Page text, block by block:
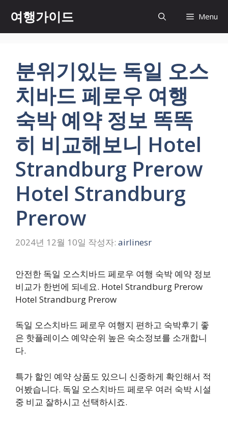
츠
여행가이드 Menu
분위기있는 독일 오스
치바드 페로우 여행
숙박 예약 정보 똑똑
히 비교해보니 Hotel
Strandburg Prerow
Hotel Strandburg
Prerow
2024년 12월 10일 작성자: airlinesr
안전한 독일 오스치바드 페로우 여행 숙박 예약 정보
비교가 한번에 되네요. Hotel Strandburg Prerow
Hotel Strandburg Prerow
독일 오스치바드 페로우 여행지 편하고 숙박후기 좋
은 핫플레이스 예약순위 높은 숙소정보를 소개합니
다.
특가 할인 예약 상품도 있으니 신중하게 확인해서 적
어봤습니다. 독일 오스치바드 페로우 여러 숙박 시설
중 비교 잘하시고 선택하시죠.